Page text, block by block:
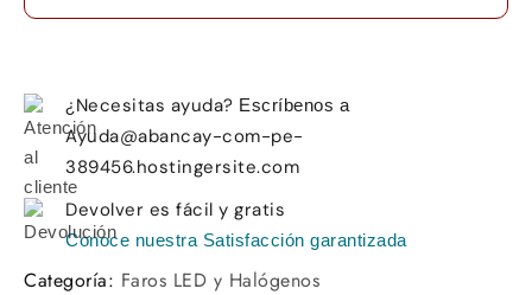
¿Necesitas ayuda? Escríbenos a
Ayuda@abancay-com-pe-
389456.hostingersite.com
Devolver es fácil y gratis
Conoce nuestra Satisfacción garantizada
Categoría: Faros LED y Halógenos